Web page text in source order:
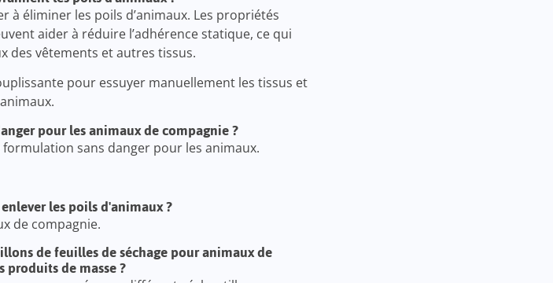
à éliminer les poils d’animaux. Les propriétés
aider à réduire l’adhérence statique, ce qui
des vêtements et autres tissus.
pour essuyer manuellement les tissus et
pour les animaux de compagnie ?
sans danger pour les animaux.
les poils d'animaux ?
de compagnie.
de feuilles de séchage pour animaux de
de masse ?